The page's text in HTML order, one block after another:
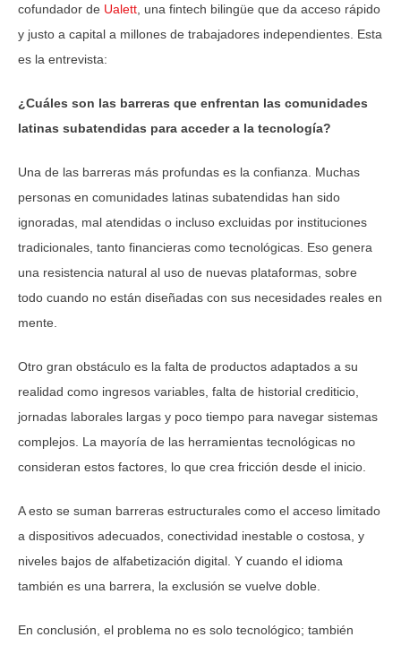
cofundador de Ualett , una fintech bilingüe que da acceso rápido
y justo a capital a millones de trabajadores independientes. Esta
es la entrevista:
¿Cuáles son las barreras que enfrentan las comunidades
latinas subatendidas para acceder a la tecnología?
Una de las barreras más profundas es la confianza. Muchas
personas en comunidades latinas subatendidas han sido
ignoradas, mal atendidas o incluso excluidas por instituciones
tradicionales, tanto financieras como tecnológicas. Eso genera
una resistencia natural al uso de nuevas plataformas, sobre
todo cuando no están diseñadas con sus necesidades reales en
mente.
Otro gran obstáculo es la falta de productos adaptados a su
realidad como ingresos variables, falta de historial crediticio,
jornadas laborales largas y poco tiempo para navegar sistemas
complejos. La mayoría de las herramientas tecnológicas no
consideran estos factores, lo que crea fricción desde el inicio.
A esto se suman barreras estructurales como el acceso limitado
a dispositivos adecuados, conectividad inestable o costosa, y
niveles bajos de alfabetización digital. Y cuando el idioma
también es una barrera, la exclusión se vuelve doble.
En conclusión, el problema no es solo tecnológico; también